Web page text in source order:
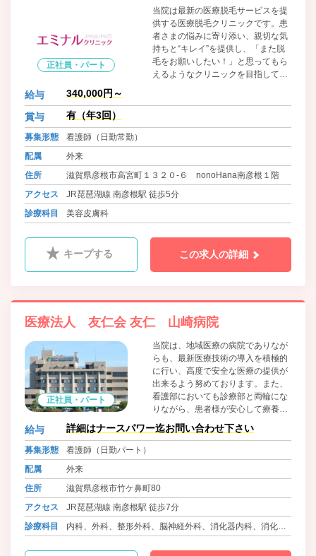
正社員・パート
当院は最新の医療脱毛サービスを提
供する医療脱毛クリニックです。患
者さまの悩みに寄り添い、親切な気
持ちと“キレイ”を提供し、「また脱
毛をお願いしたい！」と思ってもら
えるようなクリニックを目指してい
創っていきませんか？
給与 340,000円～
賞与 有（年3回）
募集形態
看護師（日勤常勤）
配属
外来
住所
滋賀県彦根市高宮町１３２０-６ nonoHana南彦根１階
アクセス
JR琵琶湖線 南彦根駅 徒歩5分
診療科目
美容皮膚科
キープする この求人の詳細
医療法人 友仁会 友仁 山崎病院
正社員・パート
当院は、地域医療の病院でありなが
らも、最新医療技術の導入を積極的
に行い、高度で安全な医療の提供が
出来るよう努めております。また、
看護部においても診療部と両輪にな
りながら、患者様が安心して療養し
ていただけるようなアットホームな
環境が提供できるよう、地域に根ざ
おります。
給与 詳細はナースパワー迄お問い合わせ下さい
募集形態
看護師（日勤パート）
配属
外来
住所
滋賀県彦根市竹ケ鼻町80
アクセス
JR琵琶湖線 南彦根駅 徒歩7分
診療科目
内科、外科、整形外科、脳神経外科、消化器内科、消化器